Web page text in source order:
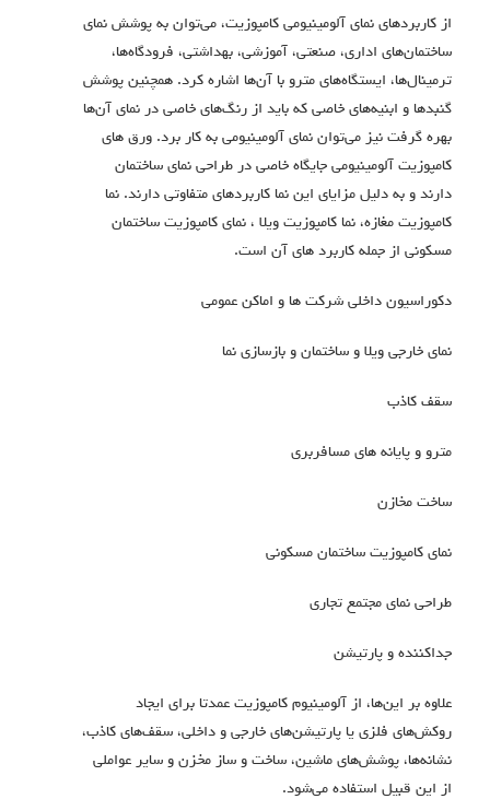
از کاربردهای نمای آلومینیومی کامپوزیت، می‌توان به پوشش نمای
ساختمان‌های اداری، صنعتی، آموزشی، بهداشتی، فرودگاه‌ها،
ترمینال‌ها، ایستگاه‌های مترو با آن‌ها اشاره کرد. همچنین پوشش
گنبدها و ابنیه‌های خاصی که باید از رنگ‌های خاصی در نمای آن‌ها
بهره گرفت نیز می‌توان نمای آلومینیومی به کار برد. ورق های
کامپوزیت آلومینیومی جایگاه خاصی در طراحی نمای ساختمان
دارند و به دلیل مزایای این نما کاربردهای متفاوتی دارند. نما
کامپوزیت مغازه، نما کامپوزیت ویلا ، نمای کامپوزیت ساختمان
مسکونی از جمله کاربرد های آن است.
دکوراسیون داخلی شرکت ها و اماکن عمومی
نمای خارجی ویلا و ساختمان و بازسازی نما
سقف کاذب
مترو و پایانه های مسافربری
ساخت مخازن
نمای کامپوزیت ساختمان مسکونی
طراحی نمای مجتمع تجاری
جداکننده و پارتیشن
علاوه بر این‌ها، از آلومینیوم کامپوزیت عمدتا برای ایجاد
روکش‌های فلزی یا پارتیشن‌های خارجی و داخلی، سقف‌های کاذب،
نشانه‌ها، پوشش‌های ماشین، ساخت و ساز مخزن و سایر عواملی
از این قبیل استفاده می‌شود.